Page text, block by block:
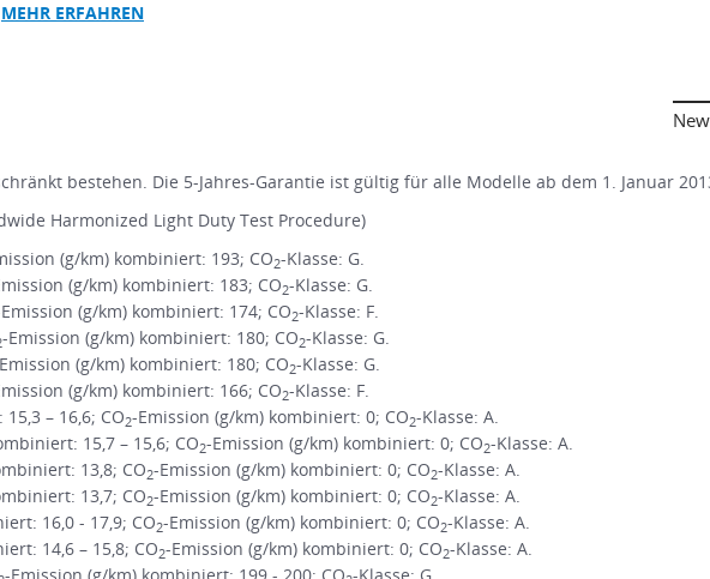
MEHR ERFAHREN
bestehen. Die 5-Jahres-Garantie ist gültig für alle Modelle ab dem 1. Januar
Harmonized Light Duty Test Procedure)
(g/km) kombiniert: 193; CO2-Klasse: G.
(g/km) kombiniert: 183; CO2-Klasse: G.
(g/km) kombiniert: 174; CO2-Klasse: F.
-Emission (g/km) kombiniert: 180; CO2-Klasse: G.
(g/km) kombiniert: 180; CO2-Klasse: G.
(g/km) kombiniert: 166; CO2-Klasse: F.
– 16,6; CO2-Emission (g/km) kombiniert: 0; CO2-Klasse: A.
15,7 – 15,6; CO2-Emission (g/km) kombiniert: 0; CO2-Klasse: A.
13,8; CO2-Emission (g/km) kombiniert: 0; CO2-Klasse: A.
13,7; CO2-Emission (g/km) kombiniert: 0; CO2-Klasse: A.
16,0 - 17,9; CO2-Emission (g/km) kombiniert: 0; CO2-Klasse: A.
14,6 – 15,8; CO2-Emission (g/km) kombiniert: 0; CO2-Klasse: A.